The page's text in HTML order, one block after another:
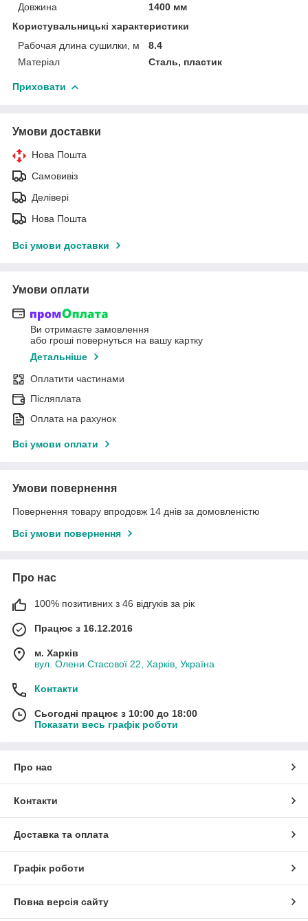
Довжина
1400 мм
Користувальницькі характеристики
Рабочая длина сушилки, м
8.4
Матеріал
Сталь, пластик
Приховати
Умови доставки
Нова Пошта
Самовивіз
Делівері
Нова Пошта
Всі умови доставки
Умови оплати
Ви отримаєте замовлення
або гроші повернуться на вашу картку
Детальніше
Оплатити частинами
Післяплата
Оплата на рахунок
Всі умови оплати
Умови повернення
Повернення товару впродовж 14 днів за домовленістю
Всі умови повернення
Про нас
100% позитивних з 46 відгуків за рік
Працює з 16.12.2016
м. Харків
вул. Олени Стасової 22, Харків, Україна
Контакти
Сьогодні працює з 10:00 до 18:00
Показати весь графік роботи
Про нас
Контакти
Доставка та оплата
Графік роботи
Повна версія сайту